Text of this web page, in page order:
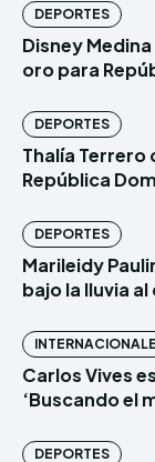
DEPORTES
Disney
oro para
DEPORTES
Thalía Terrero
República
DEPORTES
Marileidy
bajo la lluvia
Carlos Vives
‘Buscando el
DEPORTES